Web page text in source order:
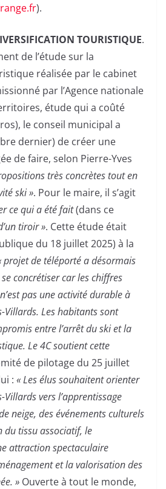
).
TOURISTIQUE.
de l’étude sur la
réalisée par le cabinet
par l’Agence nationale
étude qui a coûté
le conseil municipal a
dernier) de créer une
de faire, selon Pierre-Yves
très concrètes tout en
ski ». Pour le maire, il s’agit
ce qui a été fait(dans ce
tiroir ». Cette étude était
du 18 juillet 2025) à la
projet de téléporté a désormais
concrétiser car les chiffres
pas une activité durable à
Villards. Les habitants sont
entre l’arrêt du ski et la
Le 4C soutient cette
de pilotage du 25 juillet
: « Les élus souhaitent orienter
vers l’apprentissage
neige, des événements culturels
tissu associatif, le
attraction spectaculaire
et la valorisation des
» Ouverte à tout le monde,